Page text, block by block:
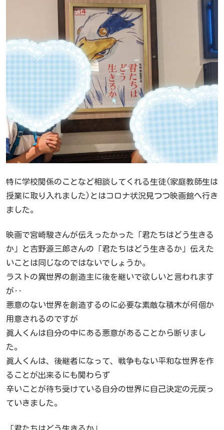
特に学校関係のことなど相談してくれる生徒(家庭教師生は
授業に取り入れました)とはコロナ状況見つつ映画館へ行き
ました。
映画で宮崎駿さんが伝えったかった「君たちはどう生きる
か」と吉野源三郎さんの「君たちはどう生きるか」伝えた
いことは同じなのではないでしょうか。
ラストの異世界の創造主に後を継いで欲しいと言われます
が‥
悪意のない世界を創造するのに必要な素敵な積木が何個か
用意されるのですが
眞人くんは自分の中にある悪意があることから断りまし
た。
眞人くんは、後継者になって、戦争もない平和な世界を作
ることが出来るにも関わらず
辛いことが待ち受けている自分の世界に自己決定の元戻っ
ていきました。
「君たちはどう生きるか」